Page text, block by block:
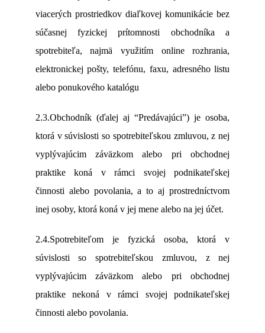
viacerých prostriedkov diaľkovej komunikácie bez
súčasnej fyzickej prítomnosti obchodníka a
spotrebiteľa, najmä využitím online rozhrania,
elektronickej pošty, telefónu, faxu, adresného listu
alebo ponukového katalógu
2.3.Obchodník (ďalej aj “Predávajúci”) je osoba,
ktorá v súvislosti so spotrebiteľskou zmluvou, z nej
vyplývajúcim záväzkom alebo pri obchodnej
praktike koná v rámci svojej podnikateľskej
činnosti alebo povolania, a to aj prostredníctvom
inej osoby, ktorá koná v jej mene alebo na jej účet.
2.4.Spotrebiteľom je fyzická osoba, ktorá v
súvislosti so spotrebiteľskou zmluvou, z nej
vyplývajúcim záväzkom alebo pri obchodnej
praktike nekoná v rámci svojej podnikateľskej
činnosti alebo povolania.